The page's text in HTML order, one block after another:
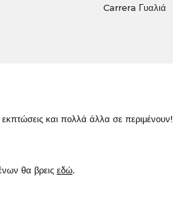
Carrera Γυαλιά
και πολλά άλλα σε περιμένουν!
θα βρεις εδώ.